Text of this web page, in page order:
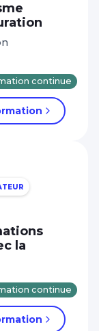
continue
la
continue